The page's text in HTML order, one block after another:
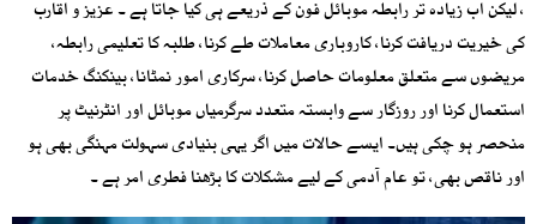
، لیکن اب زیادہ تر رابطہ موبائل فون کے ذریعے ہی کیا جاتا ہے ۔ عزیز و اقارب
کی خیریت دریافت کرنا، کاروباری معاملات طے کرنا، طلبہ کا تعلیمی رابطہ،
مریضوں سے متعلق معلومات حاصل کرنا، سرکاری امور نمٹانا، بینکنگ خدمات
استعمال کرنا اور روزگار سے وابستہ متعدد سرگرمیاں موبائل اور انٹرنیٹ پر
منحصر ہو چکی ہیں۔ ایسے حالات میں اگر یہی بنیادی سہولت مہنگی بھی ہو
اور ناقص بھی، تو عام آدمی کے لیے مشکلات کا بڑھنا فطری امر ہے ۔